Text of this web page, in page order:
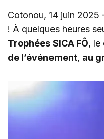
Cotonou, 14 juin 2025
! À quelques heures
Trophées SICA FÔ, le
de l’événement, au